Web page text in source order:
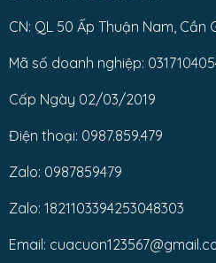
CN: QL 50 Ấp Thuận Nam, Cần
Mã số doanh nghiệp:
Cấp Ngày 02/03/2019
Điện thoại: 0987.859.479
Zalo: 0987859479
Zalo: 1821103394253048303
Email: